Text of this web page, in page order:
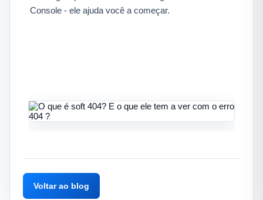
Console - ele ajuda você a começar.
Voltar ao blog